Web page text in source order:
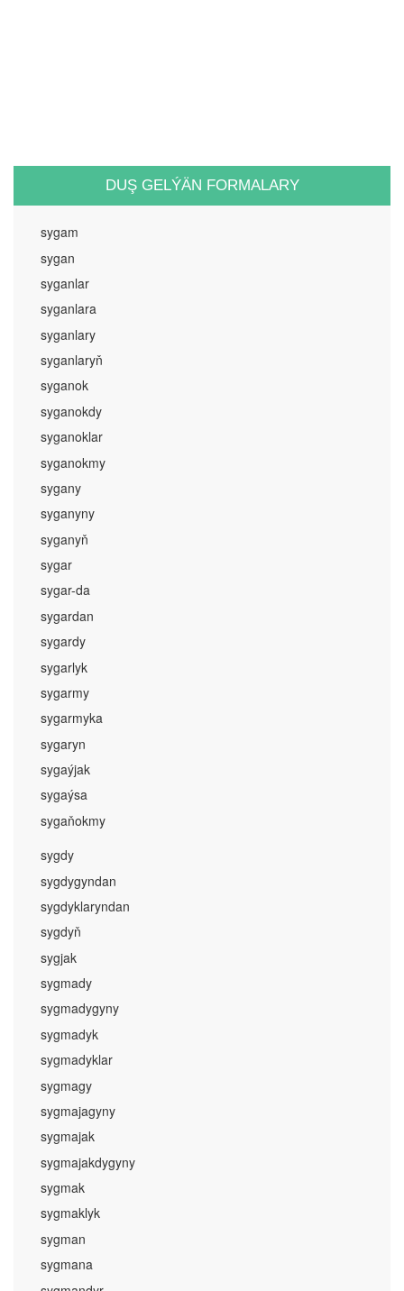
DUŞ GELÝÄN FORMALARY
sygam
sygan
syganlar
syganlara
syganlary
syganlaryň
syganok
syganokdy
syganoklar
syganokmy
sygany
syganyny
syganyň
sygar
sygar-da
sygardan
sygardy
sygarlyk
sygarmy
sygarmyka
sygaryn
sygaýjak
sygaýsa
sygaňokmy
sygdy
sygdygyndan
sygdyklaryndan
sygdyň
sygjak
sygmady
sygmadygyny
sygmadyk
sygmadyklar
sygmagy
sygmajagyny
sygmajak
sygmajakdygyny
sygmak
sygmaklyk
sygman
sygmana